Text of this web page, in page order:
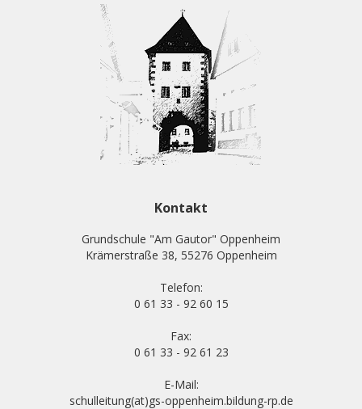
Kontakt
Grundschule "Am Gautor" Oppenheim
Krämerstraße 38, 55276 Oppenheim
Telefon:
0 61 33 - 92 60 15
Fax:
0 61 33 - 92 61 23
E-Mail:
schulleitung(at)gs-oppenheim.bildung-rp.de